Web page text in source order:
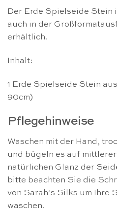
Der Erde Spielseide Stein
auch in der
erhältlich.
Inhalt:
1 Erde Spielseide Stein
90cm)
Pflegehinweise
Waschen mit der Hand,
und bügeln es auf
natürlichen Glanz der
bitte beachten Sie die
von Sarah’s Silks um Ihre
waschen.